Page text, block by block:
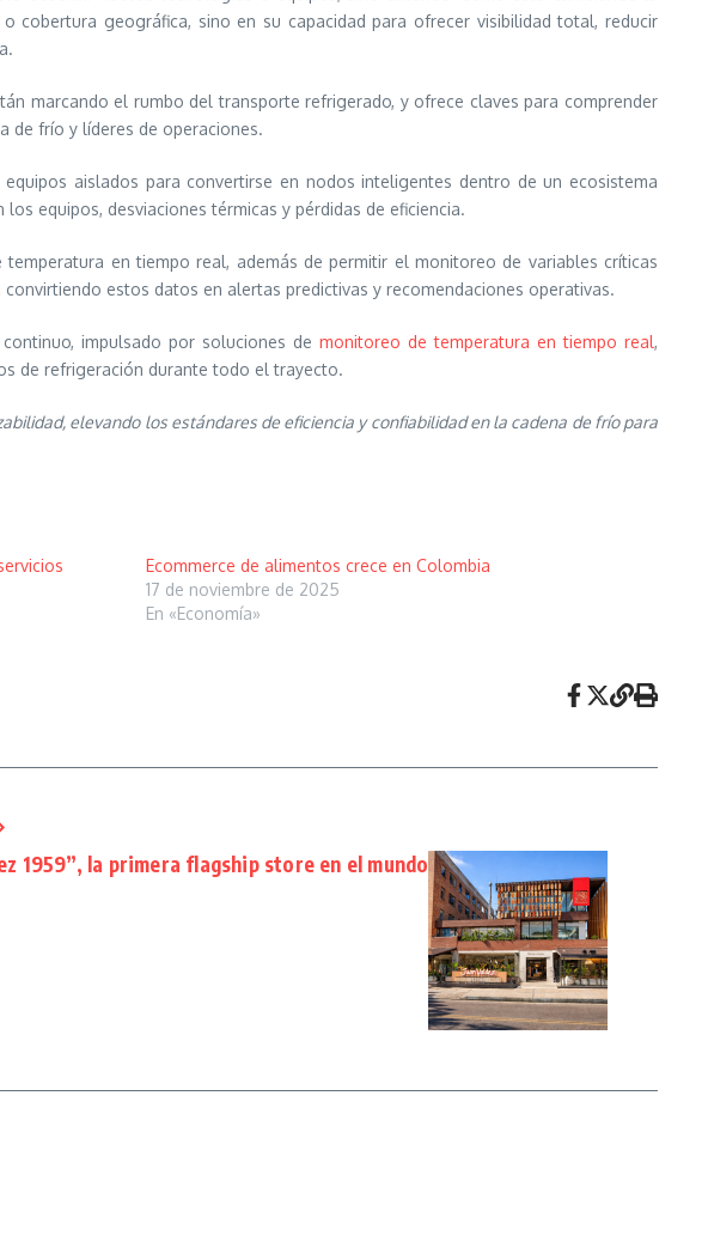
geográfica, sino en su capacidad para ofrecer visibilidad total, reducir
marcando el rumbo del transporte refrigerado, y ofrece claves para comprender
de frío y líderes de operaciones.
aislados para convertirse en nodos inteligentes dentro de un ecosistema
equipos, desviaciones térmicas y pérdidas de eficiencia.
en tiempo real, además de permitir el monitoreo de variables críticas
estos datos en alertas predictivas y recomendaciones operativas.
impulsado por soluciones de monitoreo de temperatura en tiempo real,
de refrigeración durante todo el trayecto.
elevando los estándares de eficiencia y confiabilidad en la cadena de frío para
Ecommerce de alimentos crece en Colombia
17 de noviembre de 2025
En «Economía»
1959”, la primera flagship store en el mundo